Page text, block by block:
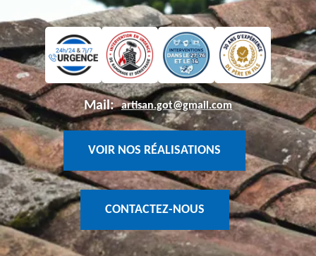
Mail: artisan.got@gmail.com
VOIR NOS RÉALISATIONS
CONTACTEZ-NOUS